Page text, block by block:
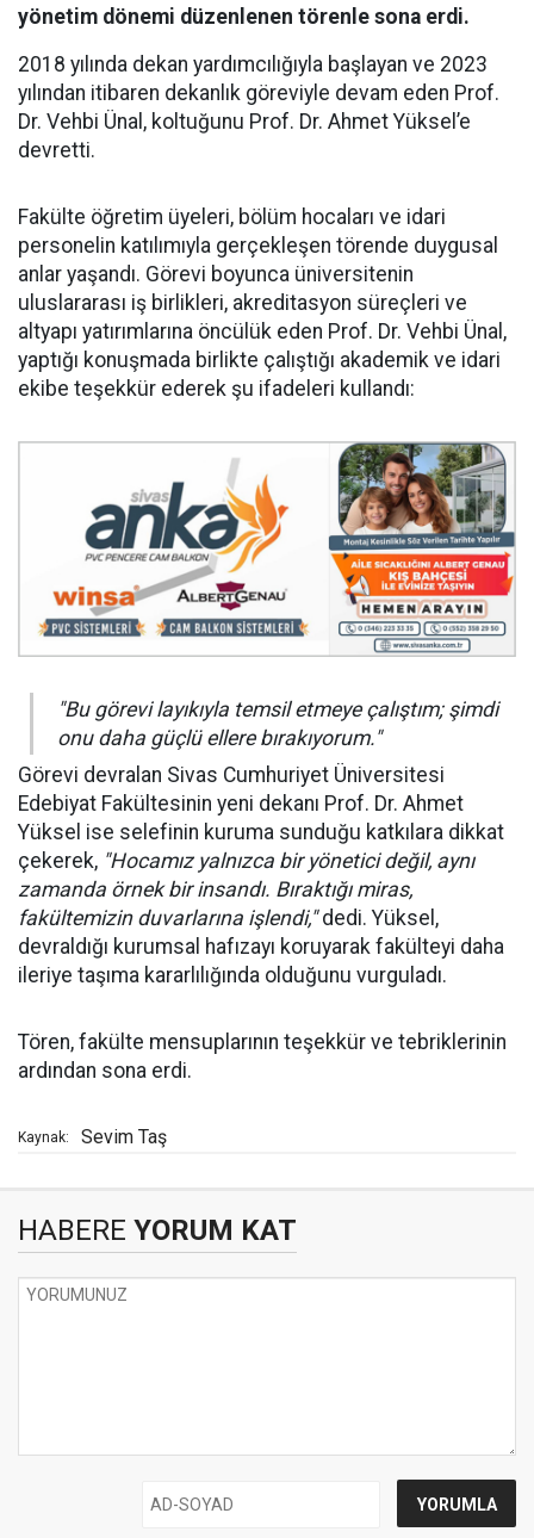
yönetim dönemi düzenlenen törenle sona erdi.
2018 yılında dekan yardımcılığıyla başlayan ve 2023
yılından itibaren dekanlık göreviyle devam eden Prof.
Dr. Vehbi Ünal, koltuğunu Prof. Dr. Ahmet Yüksel’e
devretti.
Fakülte öğretim üyeleri, bölüm hocaları ve idari
personelin katılımıyla gerçekleşen törende duygusal
anlar yaşandı. Görevi boyunca üniversitenin
uluslararası iş birlikleri, akreditasyon süreçleri ve
altyapı yatırımlarına öncülük eden Prof. Dr. Vehbi Ünal,
yaptığı konuşmada birlikte çalıştığı akademik ve idari
ekibe teşekkür ederek şu ifadeleri kullandı:
"Bu görevi layıkıyla temsil etmeye çalıştım; şimdi
onu daha güçlü ellere bırakıyorum."
Görevi devralan Sivas Cumhuriyet Üniversitesi
Edebiyat Fakültesinin yeni dekanı Prof. Dr. Ahmet
Yüksel ise selefinin kuruma sunduğu katkılara dikkat
çekerek, "Hocamız yalnızca bir yönetici değil, aynı
zamanda örnek bir insandı. Bıraktığı miras,
fakültemizin duvarlarına işlendi,"dedi. Yüksel,
devraldığı kurumsal hafızayı koruyarak fakülteyi daha
ileriye taşıma kararlılığında olduğunu vurguladı.
Tören, fakülte mensuplarının teşekkür ve tebriklerinin
ardından sona erdi.
Kaynak: Sevim Taş
HABERE YORUM KAT